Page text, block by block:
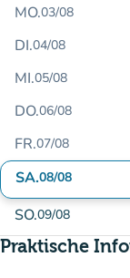
MO.03/08
DI.04/08
MI.05/08
DO.06/08
FR.07/08
SA.08/08
SO.09/08
Praktische